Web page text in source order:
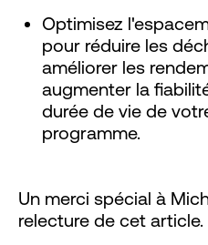
Optimisez
pour réduire les
améliorer les
augmenter la
durée de vie de
programme.
Un merci spécial à
relecture de cet article.